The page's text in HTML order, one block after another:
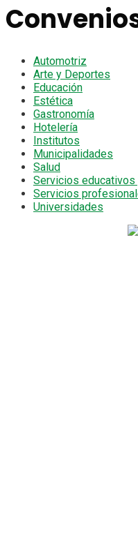
Automotriz
Arte y Deportes
Educación
Estética
Gastronomía
Hotelería
Institutos
Municipalidades
Salud
Servicios educativos
Servicios
Universidades